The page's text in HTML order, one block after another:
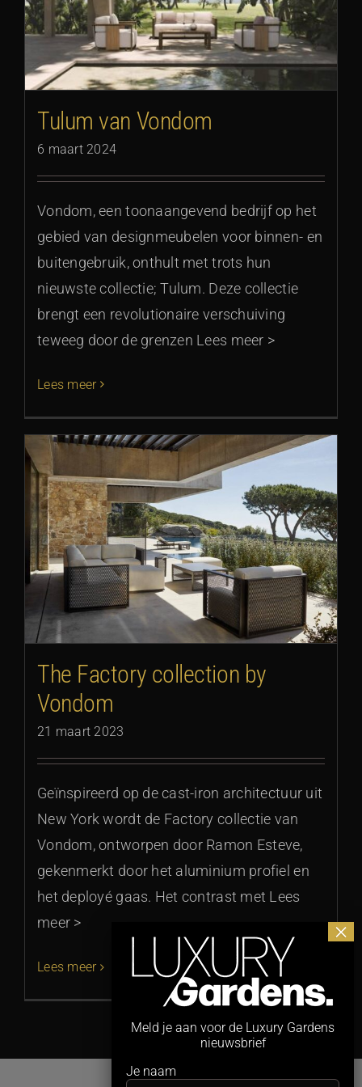
Tulum van Vondom
6 maart 2024
Vondom, een toonaangevend bedrijf op het
gebied van designmeubelen voor binnen- en
buitengebruik, onthult met trots hun
nieuwste collectie; Tulum. Deze collectie
brengt een revolutionaire verschuiving
teweeg door de grenzen Lees meer >
Lees meer
The Factory collection by
Vondom
21 maart 2023
Geïnspireerd op de cast-iron architectuur uit
New York wordt de Factory collectie van
Vondom, ontworpen door Ramon Esteve,
gekenmerkt door het aluminium profiel en
het deployé gaas. Het contrast met Lees
meer >
Lees meer
Meld je aan voor de Luxury Gardens
nieuwsbrief
Je naam